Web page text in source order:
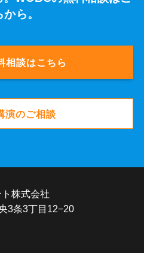
ら。
相談はこちら
演のご相談
株式会社
3条3丁目12−20